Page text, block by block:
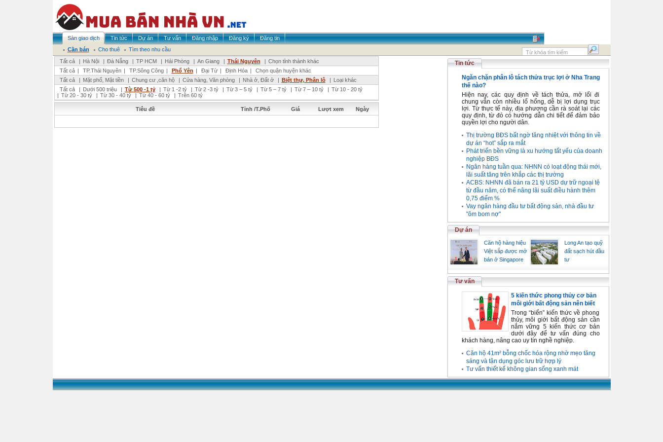
Sàn giao dịch Tin tức Dự án Tư vấn Đăng nhập Đăng ký
Đăng tin
Cần bán
Cho thuê
Tìm theo nhu cầu
Tất cả
| Hà Nội | Đà Nẵng | TP HCM | Hải Phòng | An Giang | Thái Nguyên | Chọn tỉnh thành khác
Tất cả | TP.Thái Nguyên | TP.Sông Công | Phổ Yên | Đại Từ | Định Hóa |
Chọn quận huyện khác
Tất cả
| Mặt phố, Mặt tiền | Chung cư ,căn hộ | Cửa hàng, Văn phòng | Nhà ở, Đất ở | Biệt thự, Phân lô | Loại khác
Tất cả
| Dưới 500 triệu | Từ 500 -1 tỷ | Từ 1 -2 tỷ | Từ 2 -3 tỷ | Từ 3 – 5 tỷ | Từ 5 – 7 tỷ | Từ 7 – 10 tỷ | Từ 10 - 20 tỷ
| Từ 20 - 30 tỷ | Từ 30 - 40 tỷ | Từ 40 - 60 tỷ | Trên 60 tỷ
Tiêu đề Tỉnh /T.Phố Giá Lượt xem Ngày
Tin tức
Ngăn chặn phân lô tách thửa trục lợi ở Nha Trang
thế nào?
Hiện nay, các quy định về tách thửa, mở lối đi
chung vẫn còn nhiều lổ hổng, dễ bị lợi dụng trục
lợi. Từ thực tế này, địa phương cần rà soát lại các
quy định, từ đó có hướng dẫn chi tiết để đảm bảo
quyền lợi cho người dân.
Thị trường BĐS bất ngờ tăng nhiệt với thông tin về
dự án “hot” sắp ra mắt
Phát triển bền vững là xu hướng tất yếu của doanh
nghiệp BĐS
Ngân hàng tuần qua: NHNN có loạt động thái mới,
lãi suất tăng trên khắp các thị trường
ACBS: NHNN đã bán ra 21 tỷ USD dự trữ ngoại tệ
từ đầu năm, có thể nâng lãi suất điều hành thêm
0,75 điểm %
Vay ngân hàng đầu tư bất động sản, nhà đầu tư
"ôm bom nợ"
Dự án
Căn hộ hàng hiệu
Việt sắp được mở
bán ở Singapore
Long An tạo quỹ
đất sạch hút đầu
tư
Tư vấn
5 kiến thức phong thủy cơ bản
môi giới bất động sản nên biết
Trong “biển” kiến thức về phong
thủy, môi giới bất động sản cần
nắm vững 5 kiến thức cơ bản
dưới đây để tư vấn đúng cho
khách hàng, nâng cao uy tín nghề nghiệp.
Căn hộ 41m² bỗng chốc hóa rộng nhờ mẹo tăng
sáng và tận dụng góc lưu trữ hợp lý
Tư vấn thiết kế không gian sống xanh mát